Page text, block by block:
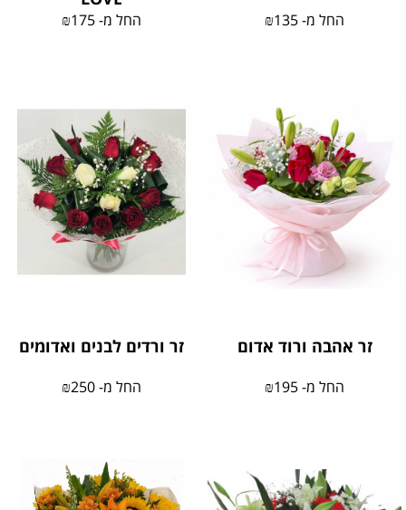
החל מ- ₪135 החל מ- ₪175
זר אהבה ורוד אדום
החל מ- ₪195
זר ורדים לבנים ואדומים
החל מ- ₪250